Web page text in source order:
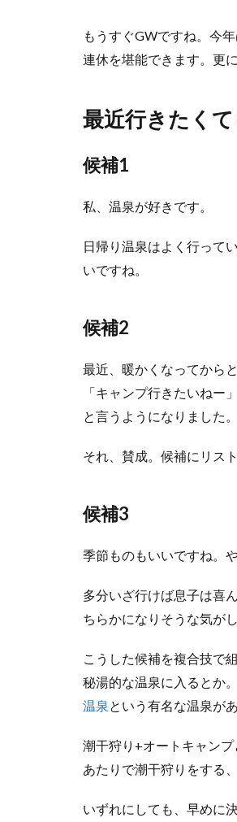
もうすぐGWですね。今
連休を堪能できます。更
最近行きたく
候補1
私、温泉が好きです。
日帰り温泉はよく行って
いですね。
候補2
最近、暖かくなってから
「キャンプ行きたいねー」
と言うようになりました。
それ、賛成。候補にリス
候補3
季節ものもいいですね。
多分いざ行けば息子は喜
ちらかになりそうな気が
こうした候補を複合技で
秘湯的な温泉に入るとか
温泉 という有名な温泉が
潮干狩り+オートキャン
あたりで潮干狩りをする
いずれにしても、早めに